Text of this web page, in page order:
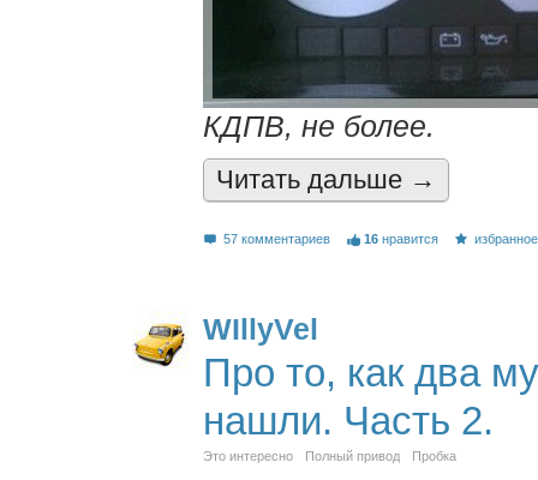
КДПВ, не более.
Читать дальшe →
57 комментариев 16 нравится избранное
WIllyVel
Про то, как два
нашли. Часть 2.
Это интересно Полный привод Пробка